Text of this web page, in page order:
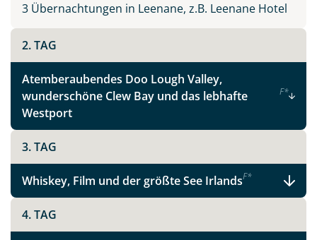
WhatsApp
per E-Mail senden
3 Übernachtungen in Leenane, z.B. Leenane Hotel
2. TAG
Atemberaubendes Doo Lough Valley,
wunderschöne Clew Bay und das lebhafte
Westport
F*
3. TAG
Whiskey, Film und der größte See IrlandsF*
4. TAG